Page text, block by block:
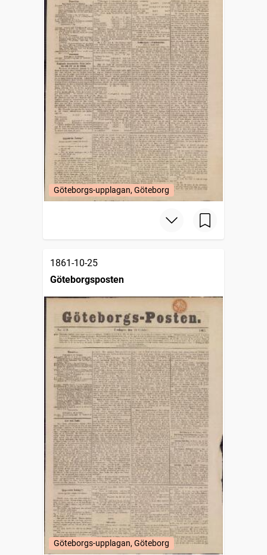
Göteborgs-upplagan, Göteborg
1861-10-25
Göteborgsposten
Göteborgs-upplagan, Göteborg